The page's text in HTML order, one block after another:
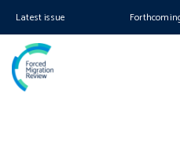
Latest issue